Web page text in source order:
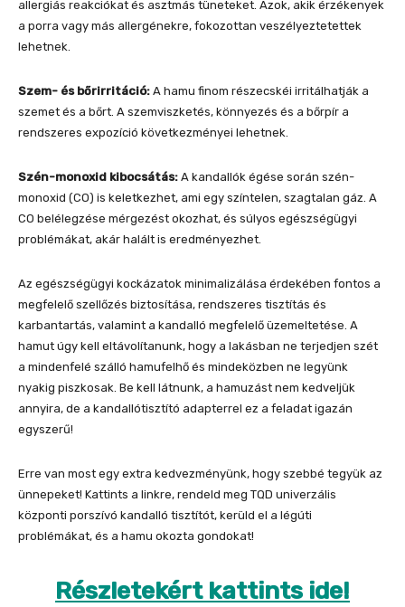
allergiás reakciókat és asztmás tüneteket. Azok, akik érzékenyek
a porra vagy más allergénekre, fokozottan veszélyeztetettek
lehetnek.
Szem- és bőrirritáció: A hamu finom részecskéi irritálhatják a
szemet és a bőrt. A szemviszketés, könnyezés és a bőrpír a
rendszeres expozíció következményei lehetnek.
Szén-monoxid kibocsátás: A kandallók égése során szén-
monoxid (CO) is keletkezhet, ami egy színtelen, szagtalan gáz. A
CO belélegzése mérgezést okozhat, és súlyos egészségügyi
problémákat, akár halált is eredményezhet.
Az egészségügyi kockázatok minimalizálása érdekében fontos a
megfelelő szellőzés biztosítása, rendszeres tisztítás és
karbantartás, valamint a kandalló megfelelő üzemeltetése. A
hamut úgy kell eltávolítanunk, hogy a lakásban ne terjedjen szét
a mindenfelé szálló hamufelhő és mindeközben ne legyünk
nyakig piszkosak. Be kell látnunk, a hamuzást nem kedveljük
annyira, de a kandallótisztító adapterrel ez a feladat igazán
egyszerű!
Erre van most egy extra kedvezményünk, hogy szebbé tegyük az
ünnepeket! Kattints a linkre, rendeld meg TQD univerzális
központi porszívó kandalló tisztítót, kerüld el a légúti
problémákat, és a hamu okozta gondokat!
Részletekért kattints ide!